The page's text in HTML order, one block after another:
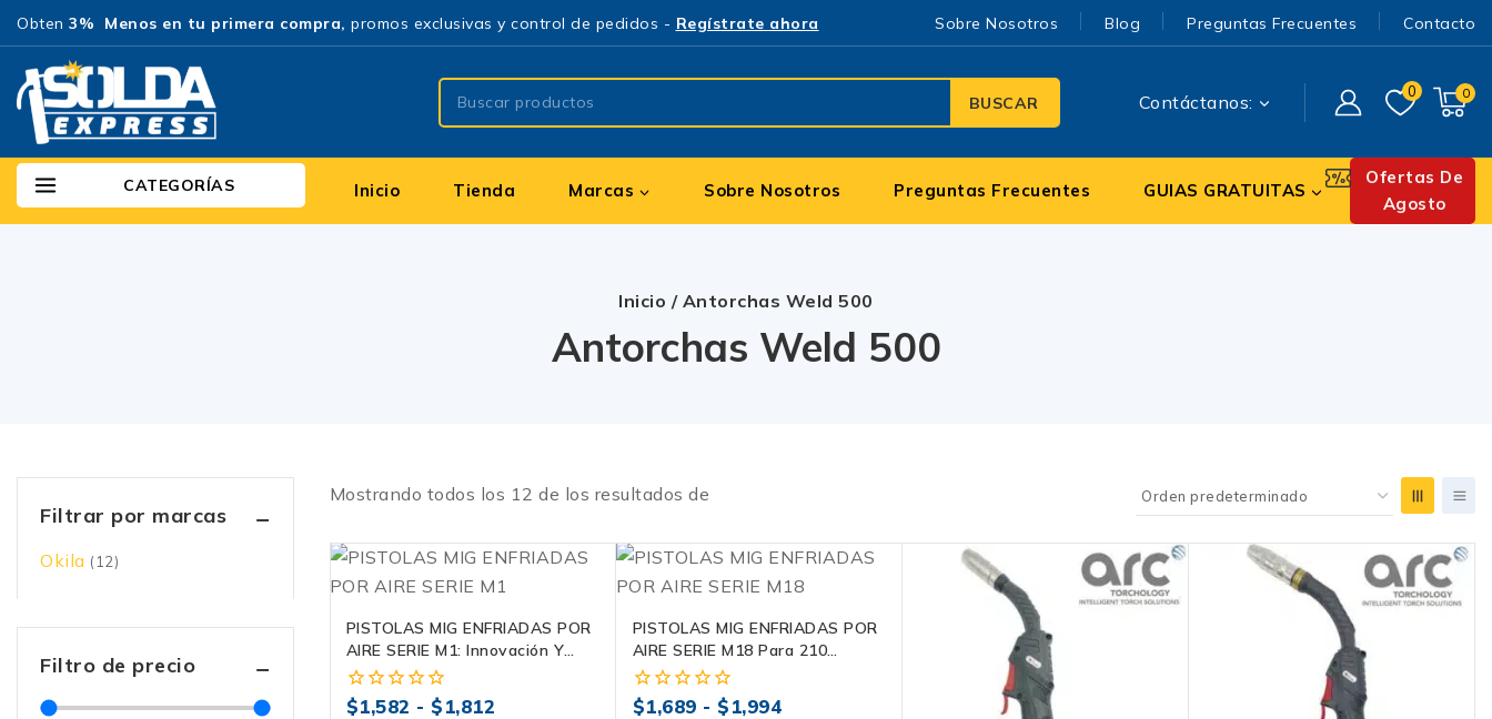
Obten 3% Menos en tu primera compra, promos exclusivas y control de pedidos - Regístrate ahora Sobre Nosotros Blog Preguntas Frecuentes Contacto
BUSCAR Contáctanos: 0 0
CATEGORÍAS Inicio Tienda Marcas Sobre Nosotros Preguntas Frecuentes GUIAS GRATUITAS
Ofertas De
Agosto
Inicio / Antorchas Weld 500
Antorchas Weld 500
Mostrando todos los 12 de los resultados de
PISTOLAS MIG ENFRIADAS POR
AIRE SERIE M1: Innovación Y
Rendimiento
0
$1,582 - $1,812
PISTOLAS MIG ENFRIADAS POR
AIRE SERIE M18 Para 210
Amperes
0
$1,689 - $1,994
Filtrar por marcas
Okila (12)
Filtro de precio